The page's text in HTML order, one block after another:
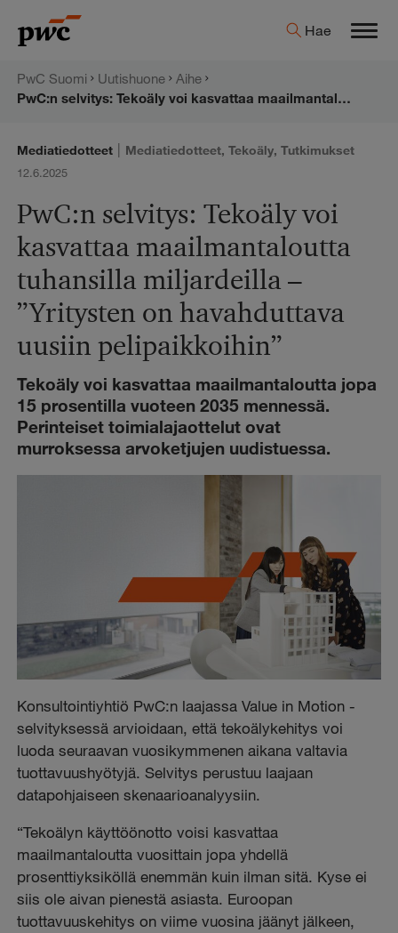
sisältöön
PwC:n
Hae
PwC Suomi Uutishuone
Aihe
PwC:n selvitys: Tekoäly voi kasvattaa maailmantaloutta tuhansilla miljardeilla – ”Yritysten on havahduttava uusiin pelipaikkoihin”
Mediatiedotteet | Mediatiedotteet,Tekoäly,Tutkimukset
12.6.2025
PwC:n selvitys: Tekoäly voi
kasvattaa maailmantaloutta
tuhansilla miljardeilla –
”Yritysten on havahduttava
uusiin pelipaikkoihin”
Tekoäly voi kasvattaa maailmantaloutta jopa
15 prosentilla vuoteen 2035 mennessä.
Perinteiset toimialajaottelut ovat
murroksessa arvoketjujen uudistuessa.
Konsultointiyhtiö PwC:n laajassa Value in Motion -
selvityksessä arvioidaan, että tekoälykehitys voi
luoda seuraavan vuosikymmenen aikana valtavia
tuottavuushyötyjä. Selvitys perustuu laajaan
datapohjaiseen skenaarioanalyysiin.
“Tekoälyn käyttöönotto voisi kasvattaa
maailmantaloutta vuosittain jopa yhdellä
prosenttiyksiköllä enemmän kuin ilman sitä. Kyse ei
siis ole aivan pienestä asiasta. Euroopan
tuottavuuskehitys on viime vuosina jäänyt jälkeen,